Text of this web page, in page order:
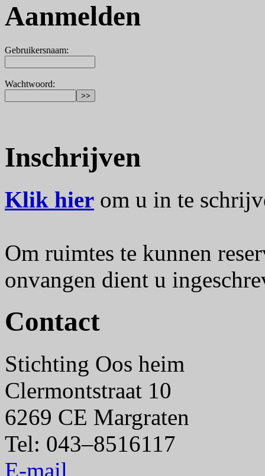
Aanmelden
Gebruikersnaam:
Wachtwoord:
Inschrijven
Klik hier om u in te
Om ruimtes te kunnen
onvangen dient u
Contact
Stichting Oos heim
Clermontstraat 10
6269 CE Margraten
Tel: 043–8516117
E-mail